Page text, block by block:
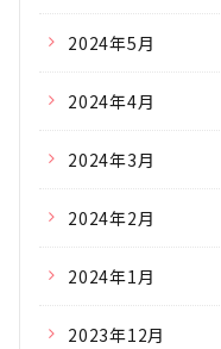
2024年5月
2024年4月
2024年3月
2024年2月
2024年1月
2023年12月